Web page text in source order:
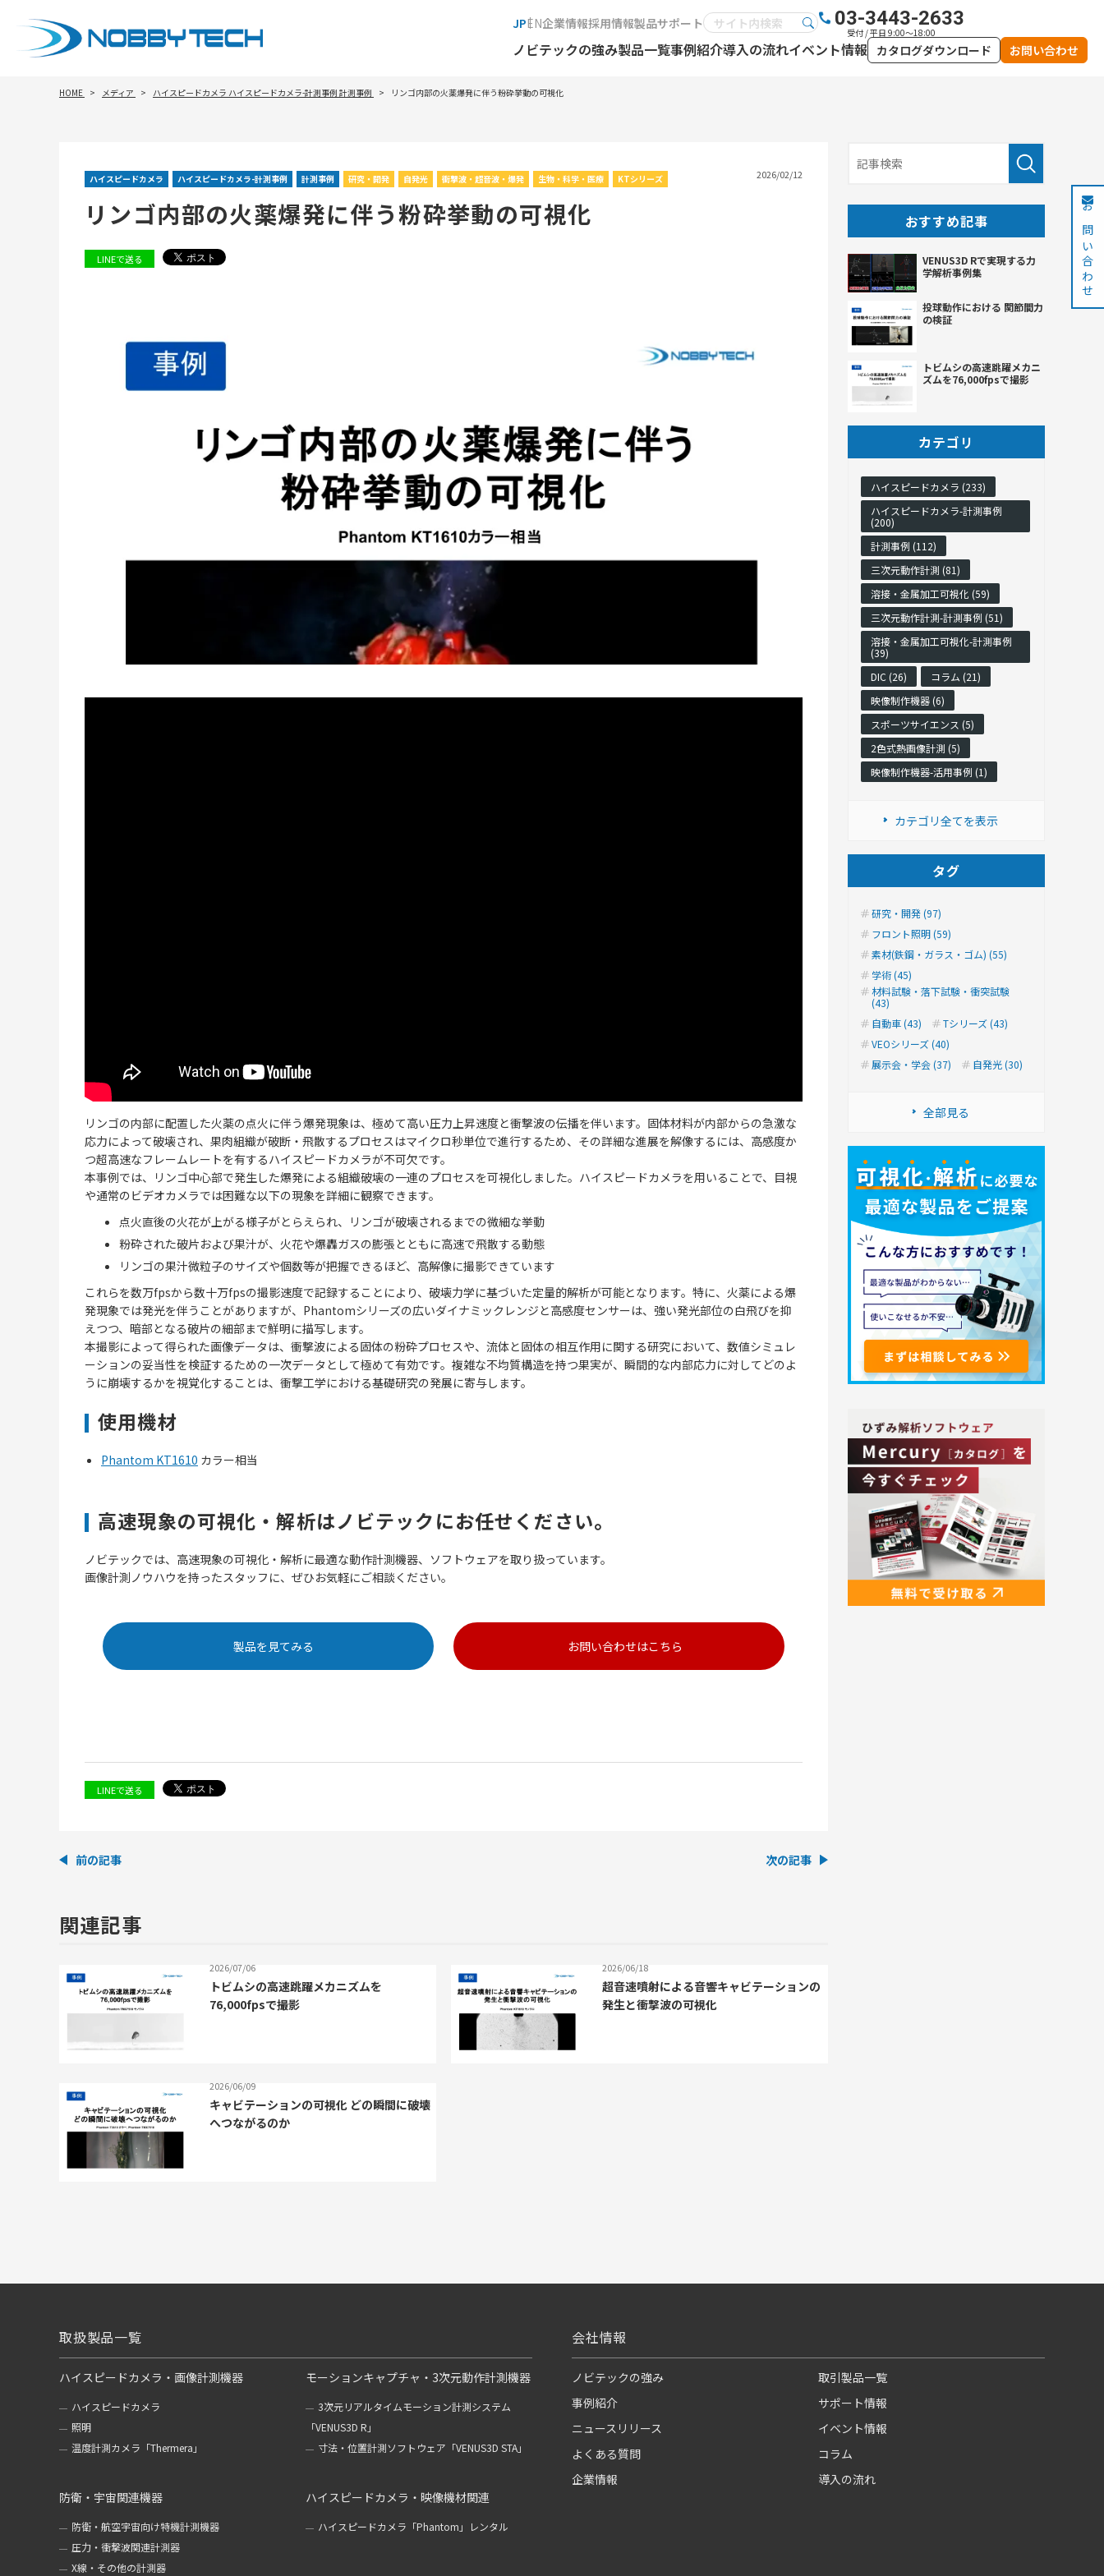
JPEN企業情報採用情報製品サポート 03-3443-2633
受付 / 平日 9:00～18:00
ノビテックの強み製品一覧事例紹介導入の流れイベント情報 カタログダウンロード お問い合わせ
HOME メディア ハイスピードカメラ ハイスピードカメラ-計測事例 計測事例 リンゴ内部の火薬爆発に伴う粉砕挙動の可視化
ハイスピードカメラ ハイスピードカメラ-計測事例 計測事例 研究・開発 自発光 衝撃波・超音波・爆発 生物・科学・医療 KTシリーズ 2026/02/12
リンゴ内部の火薬爆発に伴う粉砕挙動の可視化
LINEで送る
リンゴの内部に配置した火薬の点火に伴う爆発現象は、極めて高い圧力上昇速度と衝撃波の伝播を伴います。固体材料が内部からの急激な
応力によって破壊され、果肉組織が破断・飛散するプロセスはマイクロ秒単位で進行するため、その詳細な進展を解像するには、高感度か
つ超高速なフレームレートを有するハイスピードカメラが不可欠です。
本事例では、リンゴ中心部で発生した爆発による組織破壊の一連のプロセスを可視化しました。ハイスピードカメラを用いることで、目視
や通常のビデオカメラでは困難な以下の現象を詳細に観察できます。
点火直後の火花が上がる様子がとらえられ、リンゴが破壊されるまでの微細な挙動
粉砕された破片および果汁が、火花や爆轟ガスの膨張とともに高速で飛散する動態
リンゴの果汁微粒子のサイズや個数等が把握できるほど、高解像に撮影できています
これらを数万fpsから数十万fpsの撮影速度で記録することにより、破壊力学に基づいた定量的解析が可能となります。特に、火薬による爆
発現象では発光を伴うことがありますが、Phantomシリーズの広いダイナミックレンジと高感度センサーは、強い発光部位の白飛びを抑
えつつ、暗部となる破片の細部まで鮮明に描写します。
本撮影によって得られた画像データは、衝撃波による固体の粉砕プロセスや、流体と固体の相互作用に関する研究において、数値シミュレ
ーションの妥当性を検証するための一次データとして極めて有効です。複雑な不均質構造を持つ果実が、瞬間的な内部応力に対してどのよ
うに崩壊するかを視覚化することは、衝撃工学における基礎研究の発展に寄与します。
使用機材
Phantom KT1610 カラー相当
高速現象の可視化・解析はノビテックにお任せください。
ノビテックでは、高速現象の可視化・解析に最適な動作計測機器、ソフトウェアを取り扱っています。
画像計測ノウハウを持ったスタッフに、ぜひお気軽にご相談ください。
製品を見てみる お問い合わせはこちら
LINEで送る
前の記事 次の記事
関連記事
2026/07/06
トビムシの高速跳躍メカニズムを
76,000fpsで撮影
2026/06/18
超音速噴射による音響キャビテーションの
発生と衝撃波の可視化
2026/06/09
キャビテーションの可視化 どの瞬間に破壊
へつながるのか
おすすめ記事
VENUS3D Rで実現する力
学解析事例集
投球動作における 関節間力
の検証
トビムシの高速跳躍メカニ
ズムを76,000fpsで撮影
カテゴリ
ハイスピードカメラ (233)
ハイスピードカメラ-計測事例
(200)
計測事例 (112)
三次元動作計測 (81)
溶接・金属加工可視化 (59)
三次元動作計測-計測事例 (51)
溶接・金属加工可視化-計測事例
(39)
DIC (26)
コラム (21)
映像制作機器 (6)
スポーツサイエンス (5)
2色式熱画像計測 (5)
映像制作機器-活用事例 (1)
カテゴリ全てを表示
タグ
研究・開発 (97)
フロント照明 (59)
素材(鉄鋼・ガラス・ゴム) (55)
学術 (45)
材料試験・落下試験・衝突試験
(43)
自動車 (43)
Tシリーズ (43)
VEOシリーズ (40)
展示会・学会 (37)
自発光 (30)
全部見る
お問い合わせ
取扱製品一覧
ハイスピードカメラ・画像計測機器
ハイスピードカメラ
照明
温度計測カメラ「Thermera」
モーションキャプチャ・3次元動作計測機器
3次元リアルタイムモーション計測システム
「VENUS3D R」
寸法・位置計測ソフトウェア「VENUS3D STA」
防衛・宇宙関連機器
防衛・航空宇宙向け特機計測機器
圧力・衝撃波関連計測器
X線・その他の計測器
ハイスピードカメラ・映像機材関連
ハイスピードカメラ「Phantom」レンタル
会社情報
ノビテックの強み
取引製品一覧
事例紹介
サポート情報
ニュースリリース
イベント情報
よくある質問
コラム
企業情報
導入の流れ